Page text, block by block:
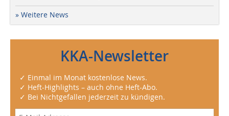
» Weitere News
KKA-Newsletter
✓ Einmal im Monat kostenlose News.
✓ Heft-Highlights – auch ohne Heft-Abo.
✓ Bei Nichtgefallen jederzeit zu kündigen.